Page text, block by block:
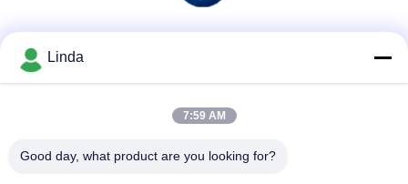
Linda
7:59 AM
Good day, what product are you looking for?